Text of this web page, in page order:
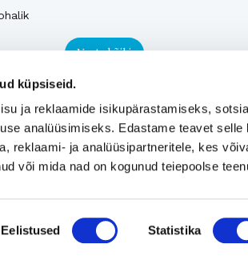
küpsiseid.
ja reklaamide isikupärastamiseks,
analüüsimiseks. Edastame teavet
reklaami- ja analüüsipartneritele, kes
või mida nad on kogunud teiepoolse
Eelistused Statistika
Vaata kõiki